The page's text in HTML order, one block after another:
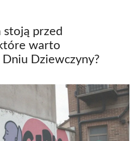
stoją przed
warto
Dziewczyny?